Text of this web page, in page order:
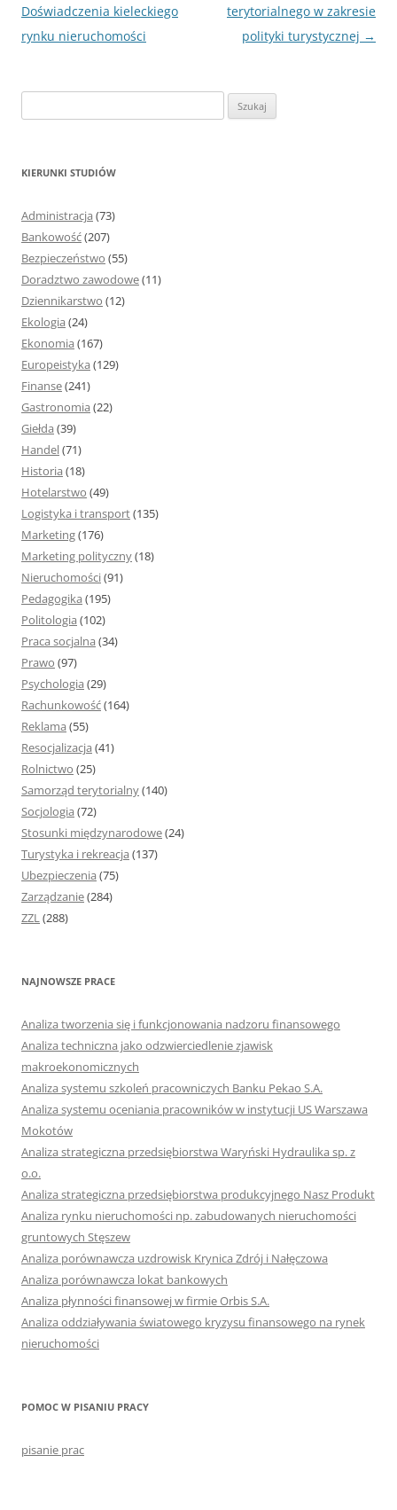
wpisu
Doświadczenia kieleckiego
rynku nieruchomości
terytorialnego w zakresie
polityki turystycznej →
z
KIERUNKI STUDIÓW
Administracja (73)
Bankowość(207)
Bezpieczeństwo (55)
Doradztwo zawodowe(11)
Dziennikarstwo (12)
Ekologia (24)
Ekonomia (167)
Europeistyka (129)
Finanse(241)
Gastronomia (22)
Giełda (39)
Handel(71)
Historia (18)
Hotelarstwo (49)
Logistyka i transport(135)
Marketing(176)
Marketing polityczny(18)
Nieruchomości(91)
Pedagogika (195)
Politologia (102)
Praca socjalna (34)
Prawo (97)
Psychologia (29)
Rachunkowość(164)
Reklama (55)
Resocjalizacja (41)
Rolnictwo (25)
Samorząd terytorialny(140)
Socjologia (72)
Stosunki międzynarodowe(24)
Turystyka i rekreacja (137)
Ubezpieczenia (75)
Zarządzanie(284)
ZZL(288)
NAJNOWSZE PRACE
Analiza tworzenia się i funkcjonowania nadzoru finansowego
Analiza techniczna jako odzwierciedlenie zjawisk
makroekonomicznych
Analiza systemu szkoleń pracowniczych Banku Pekao S.A.
Analiza systemu oceniania pracowników w instytucji US Warszawa
Mokotów
Analiza strategiczna przedsiębiorstwa Waryński Hydraulika sp. z
o.o.
Analiza strategiczna przedsiębiorstwa produkcyjnego Nasz Produkt
Analiza rynku nieruchomości np. zabudowanych nieruchomości
gruntowych Stęszew
Analiza porównawcza uzdrowisk Krynica Zdrój i Nałęczowa
Analiza porównawcza lokat bankowych
Analiza płynności finansowej w firmie Orbis S.A.
Analiza oddziaływania światowego kryzysu finansowego na rynek
nieruchomości
POMOC W PISANIU PRACY
pisanie prac